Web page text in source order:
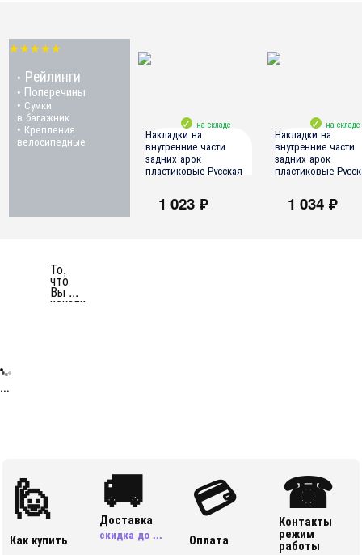
★★★★★
• Рейлинги
• Поперечины
• Сумки
в багажник
• Крепления
велосипедные
на складе
Накладки на
внутренние части
задних арок
пластиковые Русская
1 023 ₽
на складе
Накладки на
внутренние части
задних арок
пластиковые
1 034 ₽
То,
что
Вы ...
искали
...
🙋
Как купить
🚚
Доставка
скидка до ...
💳
Оплата
☎
Контакты
режим
работы